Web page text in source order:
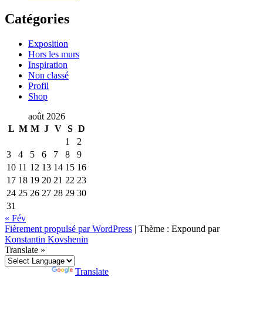
Catégories
Exposition
Hors les murs
Inspiration
Non classé
Profil
Shop
août 2026
L M M J V S D
1
2
3
4 5 6 7 8
9
10 11 12 13 14 15 16
17 18 19 20 21 22 23
24 25 26 27 28 29 30
31
« Fév
Fièrement propulsé par WordPress | Thème : Expound par
Konstantin Kovshenin
Translate »
Translate